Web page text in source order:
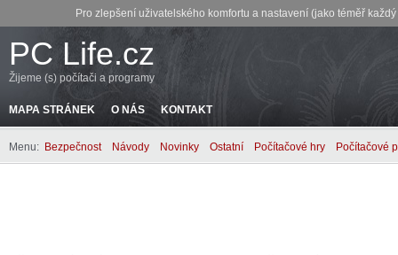
Pro zlepšení uživatelského komfortu a nastavení (jako téměř
PC Life.cz
Žijeme (s) počítači a programy
MAPA STRÁNEK O NÁS KONTAKT
Menu: Bezpečnost Návody Novinky Ostatní Počítačové hry Počítačové